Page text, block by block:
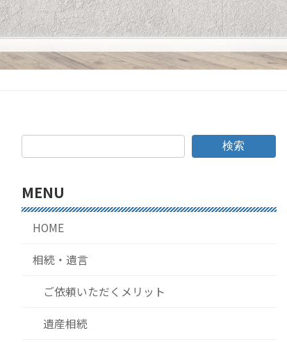
検索
MENU
HOME
相続・遺言
ご依頼いただくメリット
遺産相続